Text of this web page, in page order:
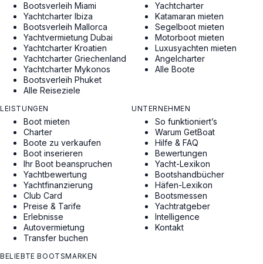
Bootsverleih Miami
Yachtcharter Ibiza
Bootsverleih Mallorca
Yachtvermietung Dubai
Yachtcharter Kroatien
Yachtcharter Griechenland
Yachtcharter Mykonos
Bootsverleih Phuket
Alle Reiseziele
Yachtcharter
Katamaran mieten
Segelboot mieten
Motorboot mieten
Luxusyachten mieten
Angelcharter
Alle Boote
LEISTUNGEN
Boot mieten
Charter
Boote zu verkaufen
Boot inserieren
Ihr Boot beanspruchen
Yachtbewertung
Yachtfinanzierung
Club Card
Preise & Tarife
Erlebnisse
Autovermietung
Transfer buchen
UNTERNEHMEN
So funktioniert’s
Warum GetBoat
Hilfe & FAQ
Bewertungen
Yacht-Lexikon
Bootshandbücher
Häfen-Lexikon
Bootsmessen
Yachtratgeber
Intelligence
Kontakt
BELIEBTE BOOTSMARKEN